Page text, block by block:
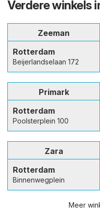
Verdere winkels
Zeeman
Rotterdam
Beijerlandselaan 172
Primark
Rotterdam
Poolsterplein 100
Zara
Rotterdam
Binnenwegplein
Meer